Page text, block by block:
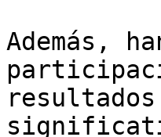
Además,